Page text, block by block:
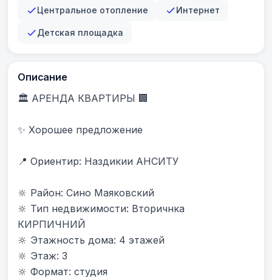
Центральное отопление Интернет
Детская площадка
Описание
🏛 АРЕНДА КВАРТИРЫ 🏢
✨ Хорошее предложение
📍 Ориентир: Наздикии АНСИТУ
🔆 Район: Сино Маяковский
🔆 Тип недвижимости: Вторичнка
КИРПИЧНИЙ
🔆 Этажность дома: 4 этажей
🔆 Этаж: 3
🔆 Формат: студия